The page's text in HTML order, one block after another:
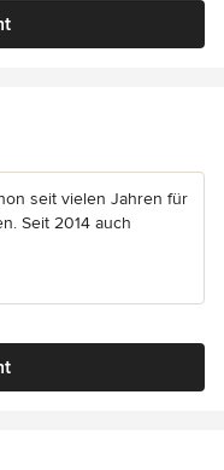
seit vielen Jahren für
Seit 2014 auch